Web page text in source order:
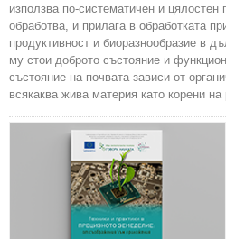
използва по-систематичен и
обработва, и прилага в обработката
продуктивност и биоразнообразие в
му стои доброто състояние и
състояние на почвата зависи от
всякаква жива материя като корени